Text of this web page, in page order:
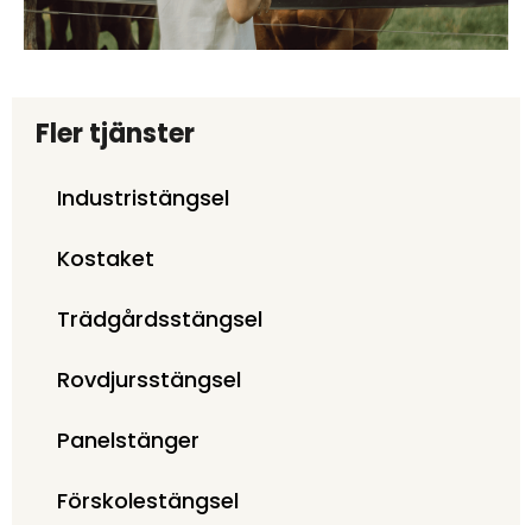
Fler tjänster
Industristängsel
Kostaket
Trädgårdsstängsel
Rovdjursstängsel
Panelstänger
Förskolestängsel